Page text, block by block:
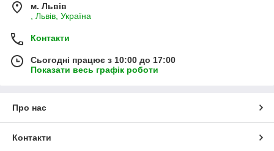
м. Львів
, Львів, Україна
Контакти
Сьогодні працює з 10:00 до 17:00
Показати весь графік роботи
Про нас
Контакти